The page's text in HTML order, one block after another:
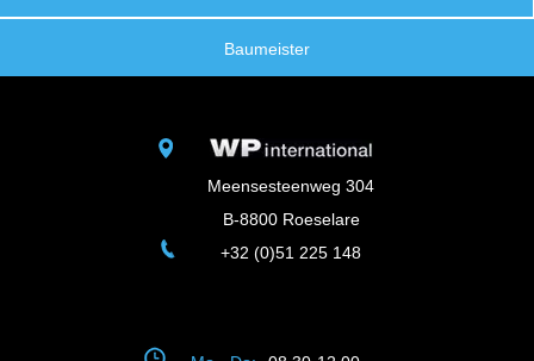
Baumeister
Meensesteenweg 304
B-8800 Roeselare
+32 (0)51 225 148